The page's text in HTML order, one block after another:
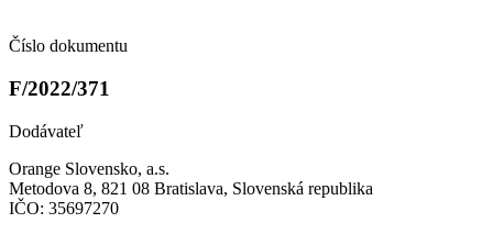
Číslo dokumentu
F/2022/371
Dodávateľ
Orange Slovensko, a.s.
Metodova 8, 821 08 Bratislava, Slovenská republika
IČO: 35697270